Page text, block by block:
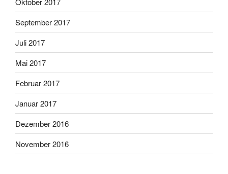
September 2017
Juli 2017
Mai 2017
Februar 2017
Januar 2017
Dezember 2016
November 2016